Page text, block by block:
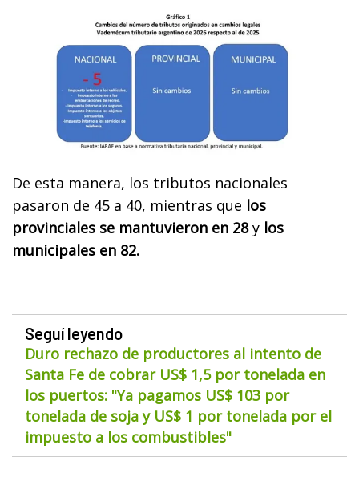
De esta manera, los tributos nacionales
pasaron de 45 a 40, mientras que los
provinciales se mantuvieron en 28y los
municipales en 82.
Seguí leyendo
Duro rechazo de productores al intento de
Santa Fe de cobrar US$ 1,5 por tonelada en
los puertos: "Ya pagamos US$ 103 por
tonelada de soja y US$ 1 por tonelada por el
impuesto a los combustibles"